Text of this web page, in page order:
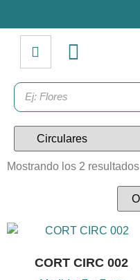
Mostrando los 2 resultados
CORT CIRC 002